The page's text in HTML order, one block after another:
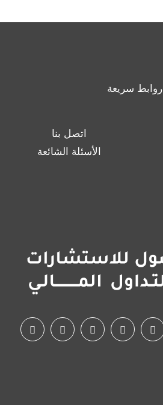
روابط سريعة
اتصل بنا
الأسئلة الشائعة